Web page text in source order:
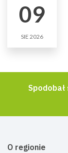
09
SIE 2026
O regionie